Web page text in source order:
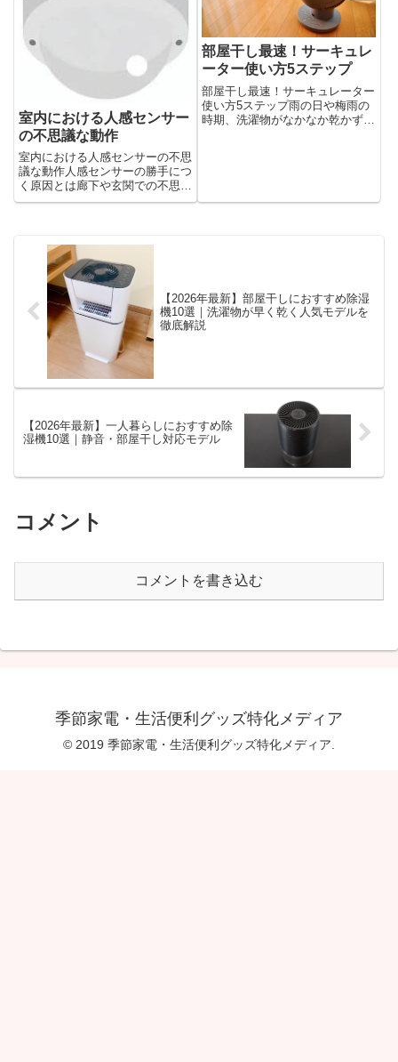
室内における人感センサー
の不思議な動作
室内における人感センサーの不思
議な動作人感センサーの勝手につ
く原因とは廊下や玄関での不思議
な動作人感センサーライトが、誰
玄関では、風の流れや温度変化が
影響を与えることが多いです。
部屋干し最速！サーキュレ
ーター使い方5ステップ
部屋干し最速！サーキュレーター
使い方5ステップ雨の日や梅雨の
時期、洗濯物がなかなか乾かず困
ー...
【2026年最新】部屋干しにおすすめ除湿
機10選｜洗濯物が早く乾く人気モデルを
徹底解説
【2026年最新】一人暮らしにおすすめ除
湿機10選｜静音・部屋干し対応モデル
コメント
コメントを書き込む
季節家電・生活便利グッズ特化メディア
© 2019 季節家電・生活便利グッズ特化メディア.